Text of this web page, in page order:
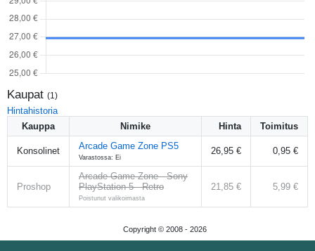
Kaupat (1 )
Hintahistoria
Kauppa
Nimike Hinta Toimitus
Konsolinet Arcade Game Zone PS5
Varastossa: Ei
26,95 € 0,95 €
Proshop
Arcade Game Zone - Sony
PlayStation 5 - Retro
Poistunut valikoimasta
21,85 € 5,99 €
Copyright © 2008 - 2026